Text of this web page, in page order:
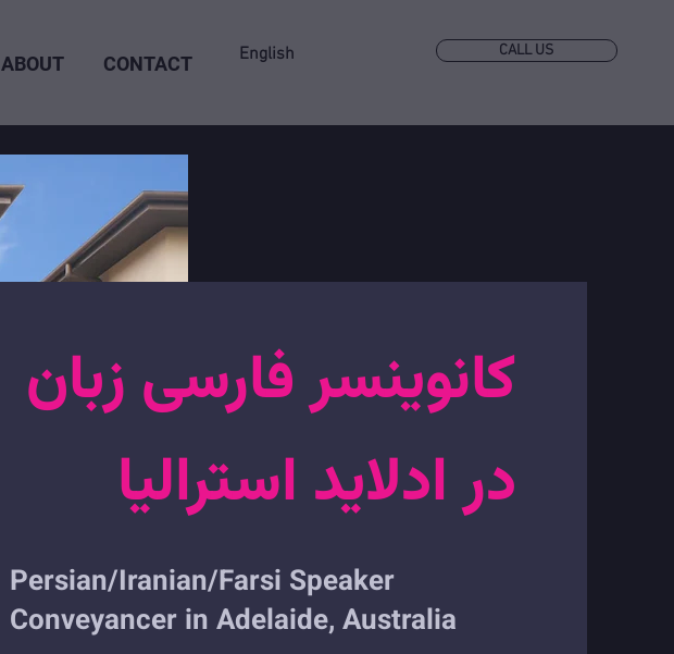
ABOUT CONTACT English CALL US
کانوینسر فارسی زبان
در ادلاید استرالیا
Persian/Iranian/Farsi Speaker
Conveyancer in Adelaide, Australia